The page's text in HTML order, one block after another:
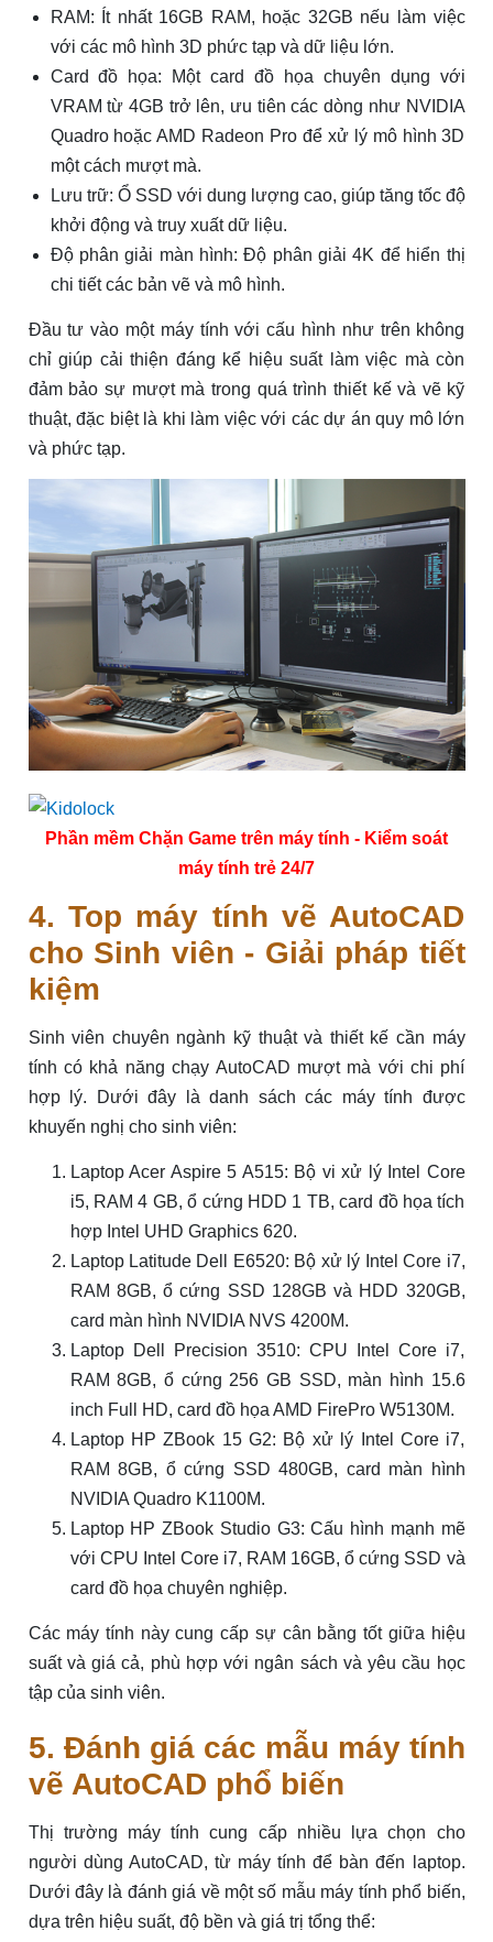
RAM: Ít nhất 16GB RAM, hoặc 32GB nếu làm việc
với các mô hình 3D phức tạp và dữ liệu lớn.
Card đồ họa: Một card đồ họa chuyên dụng với
VRAM từ 4GB trở lên, ưu tiên các dòng như NVIDIA
Quadro hoặc AMD Radeon Pro để xử lý mô hình 3D
một cách mượt mà.
Lưu trữ: Ổ SSD với dung lượng cao, giúp tăng tốc độ
khởi động và truy xuất dữ liệu.
Độ phân giải màn hình: Độ phân giải 4K để hiển thị
chi tiết các bản vẽ và mô hình.
Đầu tư vào một máy tính với cấu hình như trên không
chỉ giúp cải thiện đáng kể hiệu suất làm việc mà còn
đảm bảo sự mượt mà trong quá trình thiết kế và vẽ kỹ
thuật, đặc biệt là khi làm việc với các dự án quy mô lớn
và phức tạp.
Phần mềm Chặn Game trên máy tính - Kiểm soát
máy tính trẻ 24/7
4. Top máy tính vẽ AutoCAD
cho Sinh viên - Giải pháp tiết
kiệm
Sinh viên chuyên ngành kỹ thuật và thiết kế cần máy
tính có khả năng chạy AutoCAD mượt mà với chi phí
hợp lý. Dưới đây là danh sách các máy tính được
khuyến nghị cho sinh viên:
Laptop Acer Aspire 5 A515: Bộ vi xử lý Intel Core
i5, RAM 4 GB, ổ cứng HDD 1 TB, card đồ họa tích
hợp Intel UHD Graphics 620.
Laptop Latitude Dell E6520: Bộ xử lý Intel Core i7,
RAM 8GB, ổ cứng SSD 128GB và HDD 320GB,
card màn hình NVIDIA NVS 4200M.
Laptop Dell Precision 3510: CPU Intel Core i7,
RAM 8GB, ổ cứng 256 GB SSD, màn hình 15.6
inch Full HD, card đồ họa AMD FirePro W5130M.
Laptop HP ZBook 15 G2: Bộ xử lý Intel Core i7,
RAM 8GB, ổ cứng SSD 480GB, card màn hình
NVIDIA Quadro K1100M.
Laptop HP ZBook Studio G3: Cấu hình mạnh mẽ
với CPU Intel Core i7, RAM 16GB, ổ cứng SSD và
card đồ họa chuyên nghiệp.
Các máy tính này cung cấp sự cân bằng tốt giữa hiệu
suất và giá cả, phù hợp với ngân sách và yêu cầu học
tập của sinh viên.
5. Đánh giá các mẫu máy tính
vẽ AutoCAD phổ biến
Thị trường máy tính cung cấp nhiều lựa chọn cho
người dùng AutoCAD, từ máy tính để bàn đến laptop.
Dưới đây là đánh giá về một số mẫu máy tính phổ biến,
dựa trên hiệu suất, độ bền và giá trị tổng thể: